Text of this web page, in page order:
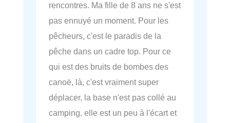
rencontres. Ma fille de 8 ans ne s'est
pas ennuyé un moment. Pour les
pêcheurs, c'est le paradis de la
pêche dans un cadre top. Pour ce
qui est des bruits de bombes des
canoë, là, c'est vraiment super
déplacer, la base n'est pas collé au
camping, elle est un peu à l'écart et